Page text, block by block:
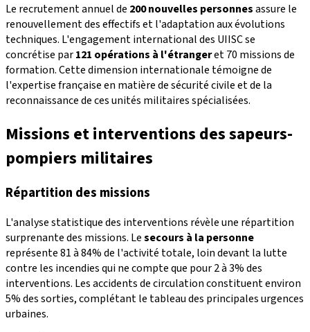
Le recrutement annuel de 200 nouvelles personnesassure le
renouvellement des effectifs et l'adaptation aux évolutions
techniques. L'engagement international des UIISC se
concrétise par121 opérations à l'étrangeret 70 missions de
formation. Cette dimension internationale témoigne de
l'expertise française en matière de sécurité civile et de la
reconnaissance de ces unités militaires spécialisées.
Missions et interventions des sapeurs-
pompiers militaires
Répartition des missions
L'analyse statistique des interventions révèle une répartition
surprenante des missions. Lesecours à la personne
représente 81 à 84% de l'activité totale, loin devant la lutte
contre les incendies qui ne compte que pour 2 à 3% des
interventions. Les accidents de circulation constituent environ
5% des sorties, complétant le tableau des principales urgences
urbaines.